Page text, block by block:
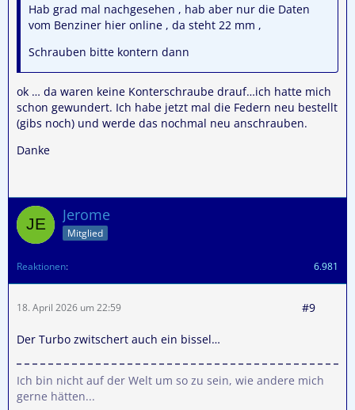
Hab grad mal nachgesehen , hab aber nur die Daten
vom Benziner hier online , da steht 22 mm ,
Schrauben bitte kontern dann
ok … da waren keine Konterschraube drauf…ich hatte mich
schon gewundert. Ich habe jetzt mal die Federn neu bestellt
(gibs noch) und werde das nochmal neu anschrauben.
Danke
Jerome
Mitglied
Reaktionen 6.981
18. April 2026 um 22:59 #9
Der Turbo zwitschert auch ein bissel…
Ich bin nicht auf der Welt um so zu sein, wie andere mich
gerne hätten...